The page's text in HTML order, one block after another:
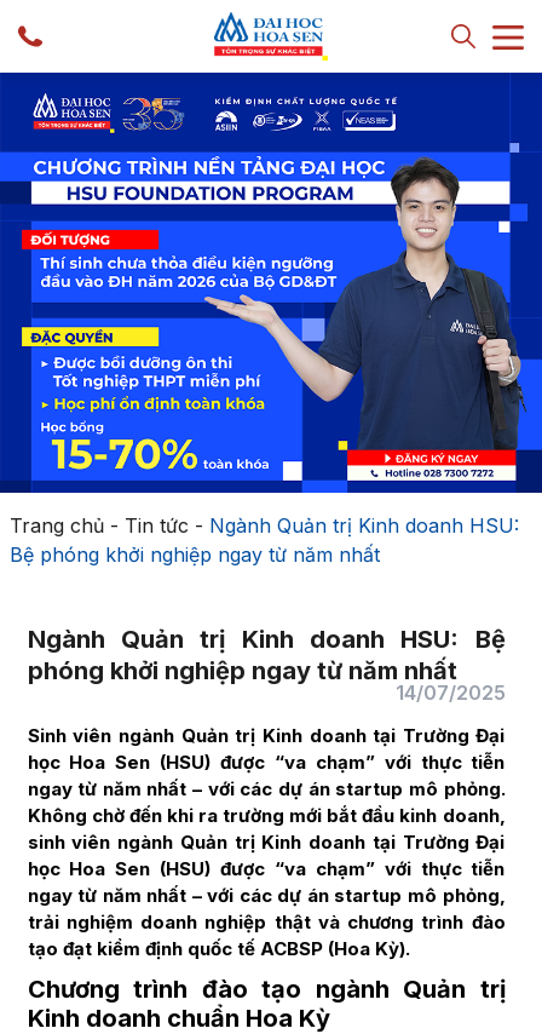
Trang chủ- Tin tức - Ngành Quản trị Kinh doanh HSU:
Bệ phóng khởi nghiệp ngay từ năm nhất
Ngành Quản trị Kinh doanh HSU: Bệ
phóng khởi nghiệp ngay từ năm nhất
14/07/2025
Sinh viên ngành Quản trị Kinh doanh tại Trường Đại
học Hoa Sen (HSU) được “va chạm” với thực tiễn
ngay từ năm nhất – với các dự án startup mô phỏng.
Không chờ đến khi ra trường mới bắt đầu kinh doanh,
sinh viên ngành Quản trị Kinh doanh tại Trường Đại
học Hoa Sen (HSU) được “va chạm” với thực tiễn
ngay từ năm nhất – với các dự án startup mô phỏng,
trải nghiệm doanh nghiệp thật và chương trình đào
tạo đạt kiểm định quốc tế ACBSP (Hoa Kỳ).
Chương trình đào tạo ngành Quản trị
Kinh doanh chuẩn Hoa Kỳ